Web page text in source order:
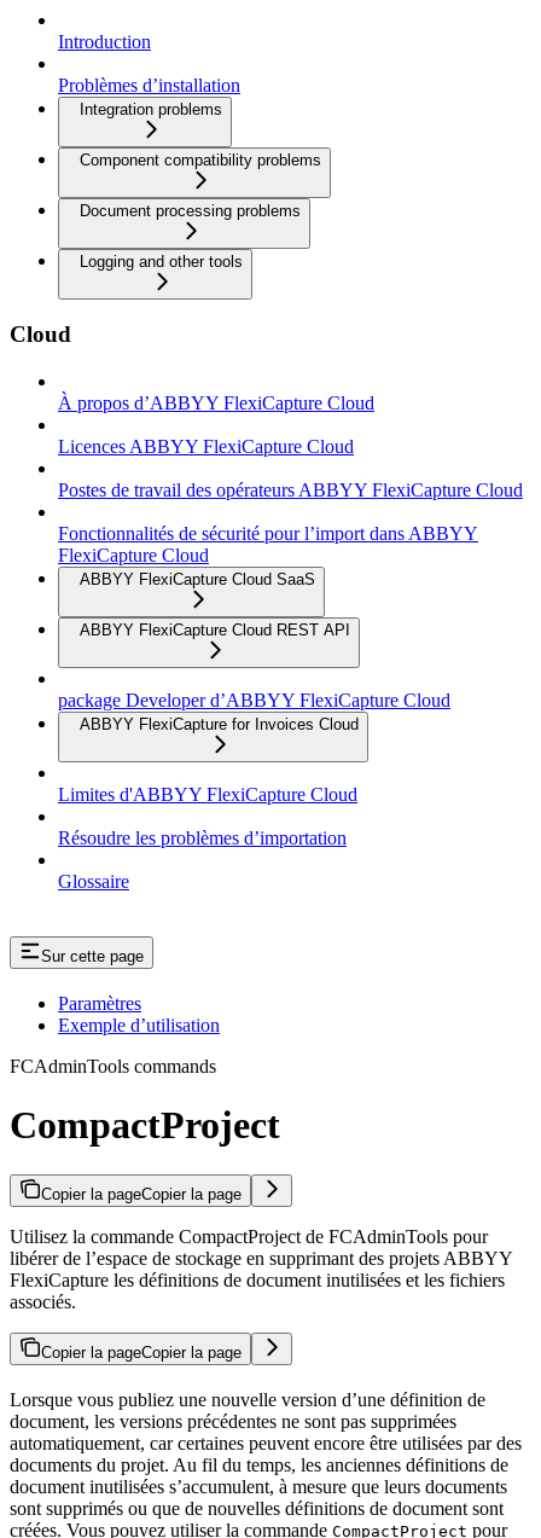
Introduction
Problèmes d’installation
Integration problems
Component compatibility problems
Document processing problems
Logging and other tools
Cloud
À propos d’ABBYY FlexiCapture Cloud
Licences ABBYY FlexiCapture Cloud
Postes de travail des opérateurs ABBYY FlexiCapture Cloud
Fonctionnalités de sécurité pour l’import dans ABBYY
FlexiCapture Cloud
ABBYY FlexiCapture Cloud SaaS
ABBYY FlexiCapture Cloud REST API
package Developer d’ABBYY FlexiCapture Cloud
ABBYY FlexiCapture for Invoices Cloud
Limites d'ABBYY FlexiCapture Cloud
Résoudre les problèmes d’importation
Glossaire
Sur cette page
Paramètres
Exemple d’utilisation
FCAdminTools commands
CompactProject
Copier la pageCopier la page
Utilisez la commande CompactProject de FCAdminTools pour
libérer de l’espace de stockage en supprimant des projets ABBYY
FlexiCapture les définitions de document inutilisées et les fichiers
associés.
Copier la pageCopier la page
Lorsque vous publiez une nouvelle version d’une définition de
document, les versions précédentes ne sont pas supprimées
automatiquement, car certaines peuvent encore être utilisées par des
documents du projet. Au fil du temps, les anciennes définitions de
document inutilisées s’accumulent, à mesure que leurs documents
sont supprimés ou que de nouvelles définitions de document sont
créées. Vous pouvez utiliser la commande CompactProject pour